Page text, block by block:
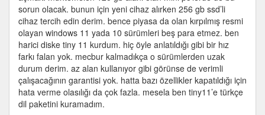
sorun olacak. bunun için yeni cihaz alırken 256 gb ssd’li
cihaz tercih edin derim. bence piyasa da olan kırpılmış resmi
olayan windows 11 yada 10 sürümleri beş para etmez. ben
harici diske tiny 11 kurdum. hiç öyle anlatıldığı gibi bir hız
farkı falan yok. mecbur kalmadıkça o sürümlerden uzak
durum derim. az alan kullanıyor gibi görünse de verimli
çalışacağının garantisi yok. hatta bazı özellikler kapatıldığı için
hata verme olasılığı da çok fazla. mesela ben tiny11’e türkçe
dil paketini kuramadım.